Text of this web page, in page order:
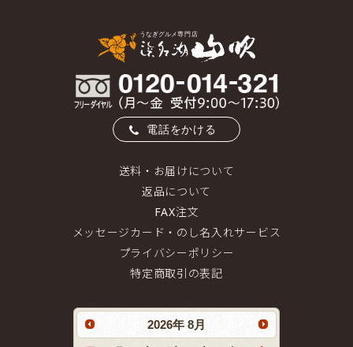
電話をかける
送料・お届けについて
返品について
FAX注文
メッセージカード・のし名入れサービス
プライバシーポリシー
特定商取引の表記
2026年 8月